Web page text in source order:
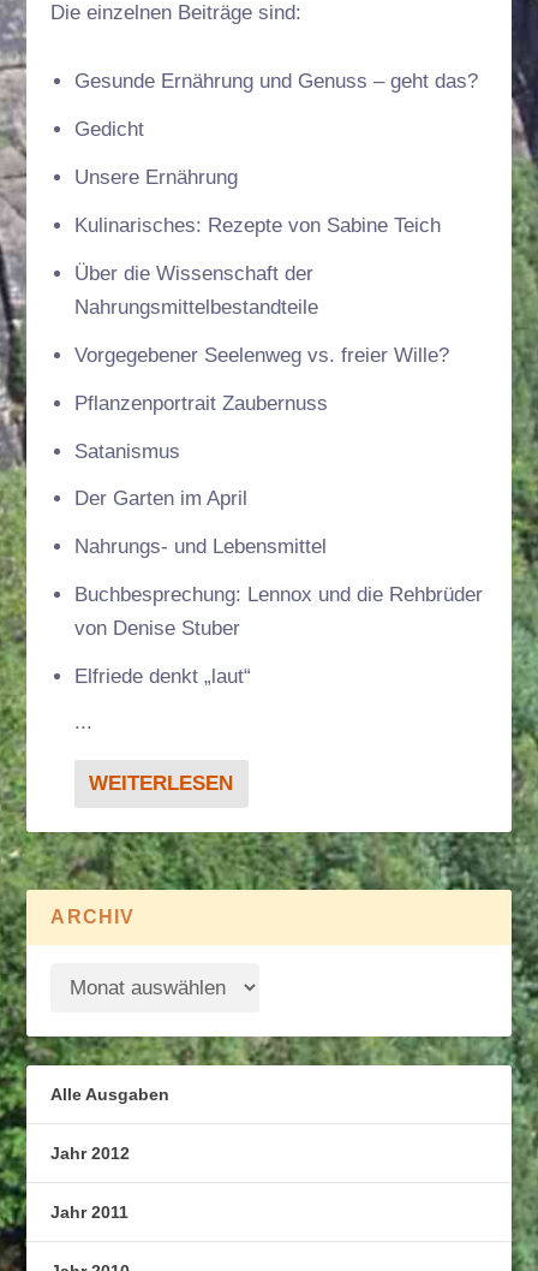
Die einzelnen Beiträge sind:
Gesunde Ernährung und Genuss – geht das?
Gedicht
Unsere Ernährung
Kulinarisches: Rezepte von Sabine Teich
Über die Wissenschaft der
Nahrungsmittelbestandteile
Vorgegebener Seelenweg vs. freier Wille?
Pflanzenportrait Zaubernuss
Satanismus
Der Garten im April
Nahrungs- und Lebensmittel
Buchbesprechung: Lennox und die Rehbrüder
von Denise Stuber
Elfriede denkt „laut“
...
WEITERLESEN
ARCHIV
Alle Ausgaben
Jahr 2012
Jahr 2011